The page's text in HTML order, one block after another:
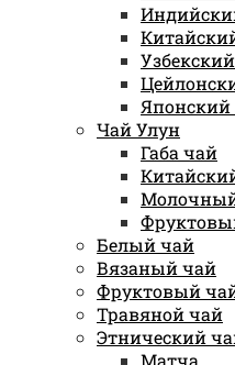
Японский
Чай Улун
Габа чай
Белый чай
Вязаный чай
Фруктовый
Травяной чай
Этнический
Матча